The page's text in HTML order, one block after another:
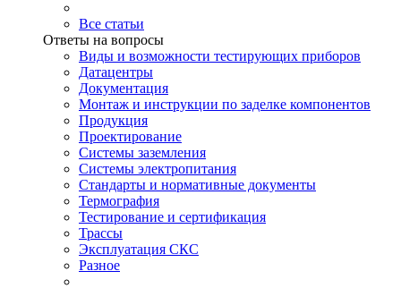
Все статьи
Ответы на вопросы
Виды и возможности тестирующих приборов
Датацентры
Документация
Монтаж и инструкции по заделке компонентов
Продукция
Проектирование
Системы заземления
Системы электропитания
Стандарты и нормативные документы
Термография
Тестирование и сертификация
Трассы
Эксплуатация СКС
Разное